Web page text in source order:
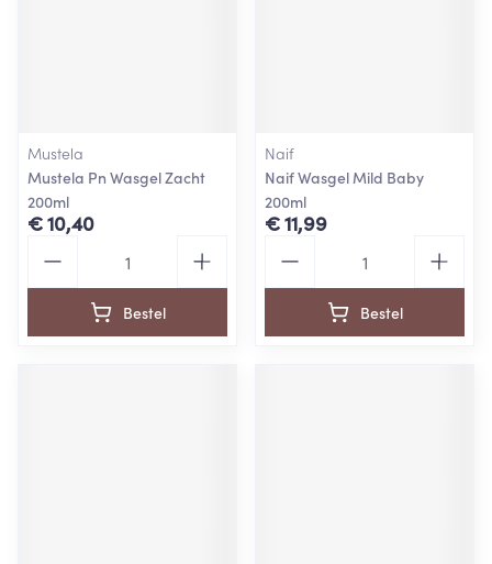
Mustela
Mustela Pn Wasgel Zacht
200ml
€ 10,40
Bestel
Naif
Naif Wasgel Mild Baby
200ml
€ 11,99
Bestel